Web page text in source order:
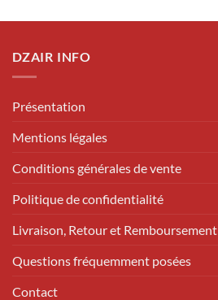
DZAIR INFO
Présentation
Mentions légales
Conditions générales de vente
Politique de confidentialité
Livraison, Retour et Remboursement
Questions fréquemment posées
Contact